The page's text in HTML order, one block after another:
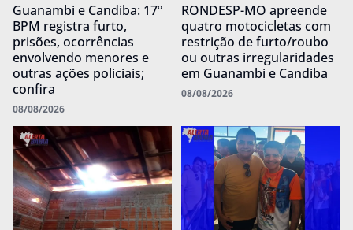
Guanambi e Candiba: 17º
BPM registra furto,
prisões, ocorrências
envolvendo menores e
outras ações policiais;
confira
08/08/2026
RONDESP-MO apreende
quatro motocicletas com
restrição de furto/roubo
ou outras irregularidades
em Guanambi e Candiba
08/08/2026